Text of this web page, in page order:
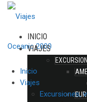
INICIO
VIAJES
Inicio
Viajes
Excursiones,